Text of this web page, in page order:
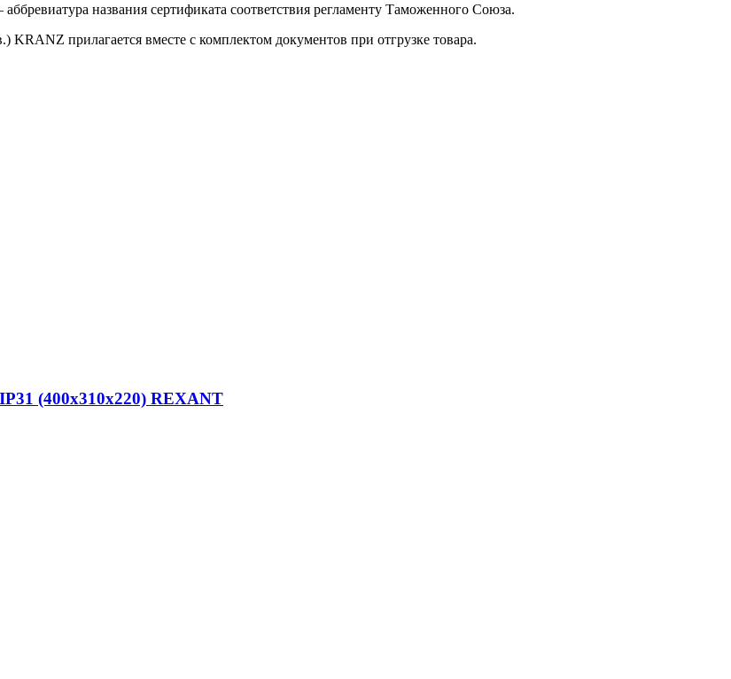
названия сертификата соответствия регламенту Таможенного Союза.
прилагается вместе с комплектом документов при отгрузке товара.
(400х310х220) REXANT